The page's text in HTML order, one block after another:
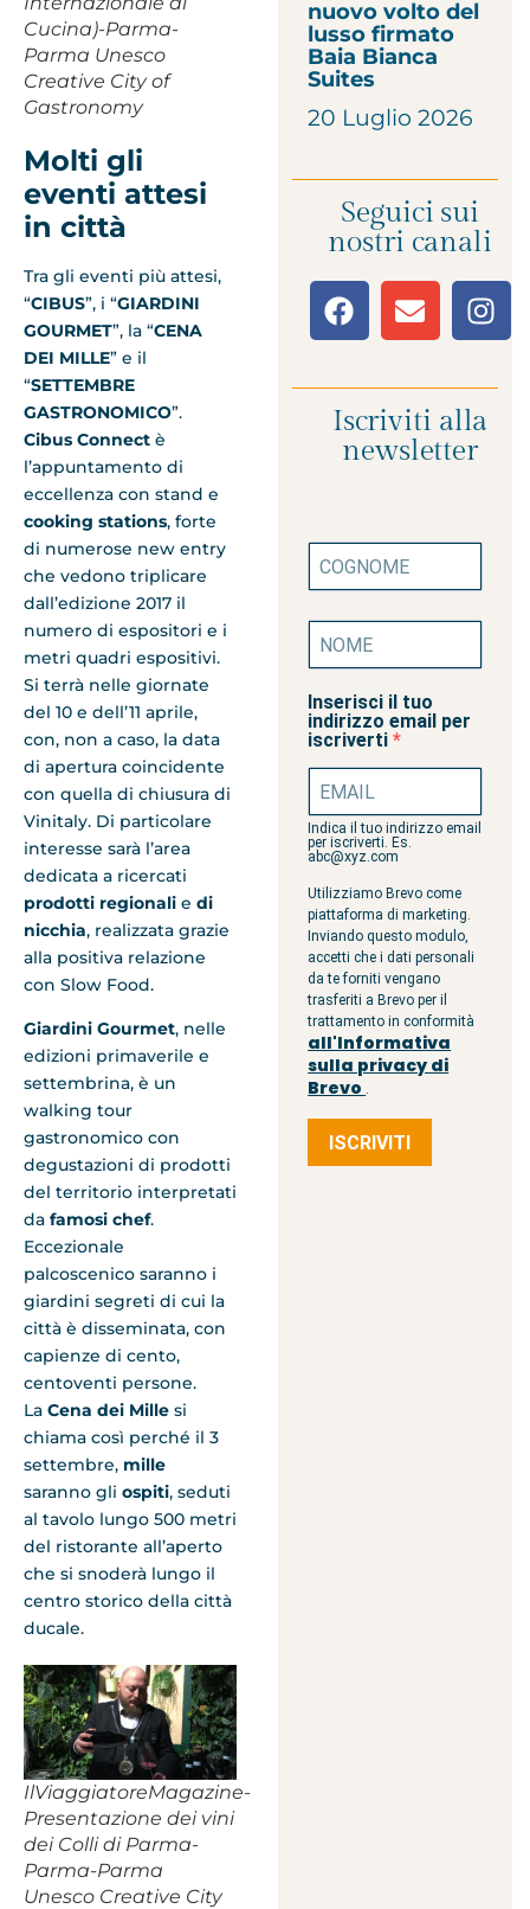
Cucina)-Parma-
Parma Unesco
Creative City of
Gastronomy
Molti gli
eventi attesi
in città
Tra gli eventi più attesi,
“CIBUS”, i “GIARDINI
GOURMET”, la “CENA
DEI MILLE” e il
“SETTEMBRE
GASTRONOMICO”.
Cibus Connect è
l’appuntamento di
eccellenza con stand e
cooking stations, forte
di numerose new entry
che vedono triplicare
dall’edizione 2017 il
numero di espositori e i
metri quadri espositivi.
Si terrà nelle giornate
del 10 e dell’11 aprile,
con, non a caso, la data
di apertura coincidente
con quella di chiusura di
Vinitaly. Di particolare
interesse sarà l’area
dedicata a ricercati
prodotti regionali e di
nicchia, realizzata grazie
alla positiva relazione
con Slow Food.
Giardini Gourmet, nelle
edizioni primaverile e
settembrina, è un
walking tour
gastronomico con
degustazioni di prodotti
del territorio interpretati
da famosi chef.
Eccezionale
palcoscenico saranno i
giardini segreti di cui la
città è disseminata, con
capienze di cento,
centoventi persone.
La Cena dei Mille si
chiama così perché il 3
settembre, mille
saranno gli ospiti, seduti
al tavolo lungo 500 metri
del ristorante all’aperto
che si snoderà lungo il
centro storico della città
ducale.
IlViaggiatoreMagazine-
Presentazione dei vini
dei Colli di Parma-
Parma-Parma
Unesco Creative City
nuovo volto del
lusso firmato
Baia Bianca
Suites
20 Luglio 2026
Seguici sui
nostri canali
Iscriviti alla
newsletter
Inserisci il tuo
indirizzo email per
iscriverti
Indica il tuo indirizzo email
per iscriverti. Es.
abc@xyz.com
Utilizziamo Brevo come
piattaforma di marketing.
Inviando questo modulo,
accetti che i dati personali
da te forniti vengano
trasferiti a Brevo per il
trattamento in conformità
all'Informativa
sulla privacy di
Brevo .
ISCRIVITI